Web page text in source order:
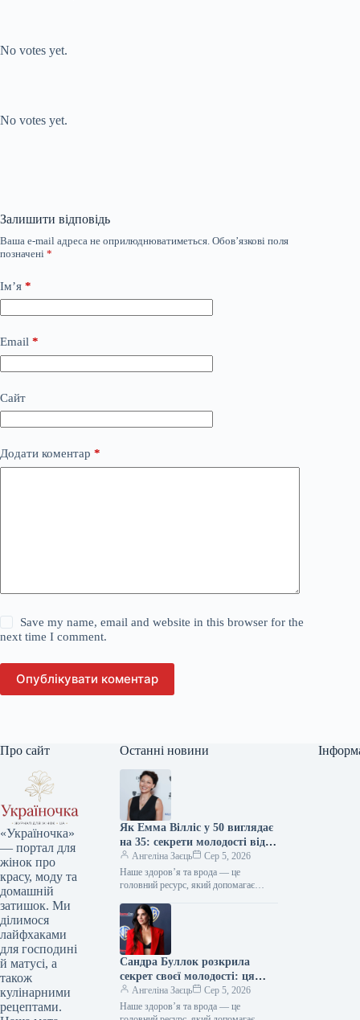
No votes yet.
No votes yet.
Залишити відповідь
Ваша e-mail адреса не оприлюднюватиметься. Обов’язкові поля
позначені *
Ім’я *
Email *
Сайт
Додати коментар *
Save my name, email and website in this browser for the
next time I comment.
Опублікувати коментар
Про сайт
«Україночка»
— портал для
жінок про
красу, моду та
домашній
затишок. Ми
ділимося
лайфхаками
для господині
й матусі, а
також
кулінарними
рецептами.
Останні новини
Як Емма Вілліс у 50 виглядає
на 35: секрети молодості від
зірки
Ангеліна Заєць
Сер 5, 2026
Наше здоров’я та врода — це
головний ресурс, який допомагає
Редакція «Україночки» підготувала
для вас…
Сандра Буллок розкрила
секрет своєї молодості: ця
звичка дивує світ
Ангеліна Заєць
Сер 5, 2026
Наше здоров’я та врода — це